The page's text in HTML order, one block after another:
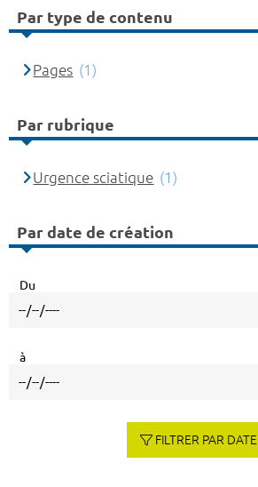
Par type de contenu
Pages (1)
Par rubrique
Urgence sciatique (1)
Par date de création
Du
à
FILTRER PAR DATE